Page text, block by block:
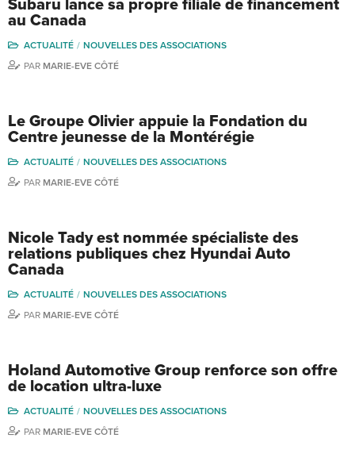
Subaru lance sa propre filiale de financement
au Canada
ACTUALITÉ
NOUVELLES DES ASSOCIATIONS
PAR MARIE-EVE CÔTÉ
Le Groupe Olivier appuie la Fondation du
Centre jeunesse de la Montérégie
ACTUALITÉ
NOUVELLES DES ASSOCIATIONS
PAR MARIE-EVE CÔTÉ
Nicole Tady est nommée spécialiste des
relations publiques chez Hyundai Auto
Canada
ACTUALITÉ
NOUVELLES DES ASSOCIATIONS
PAR MARIE-EVE CÔTÉ
Holand Automotive Group renforce son offre
de location ultra-luxe
ACTUALITÉ
NOUVELLES DES ASSOCIATIONS
PAR MARIE-EVE CÔTÉ